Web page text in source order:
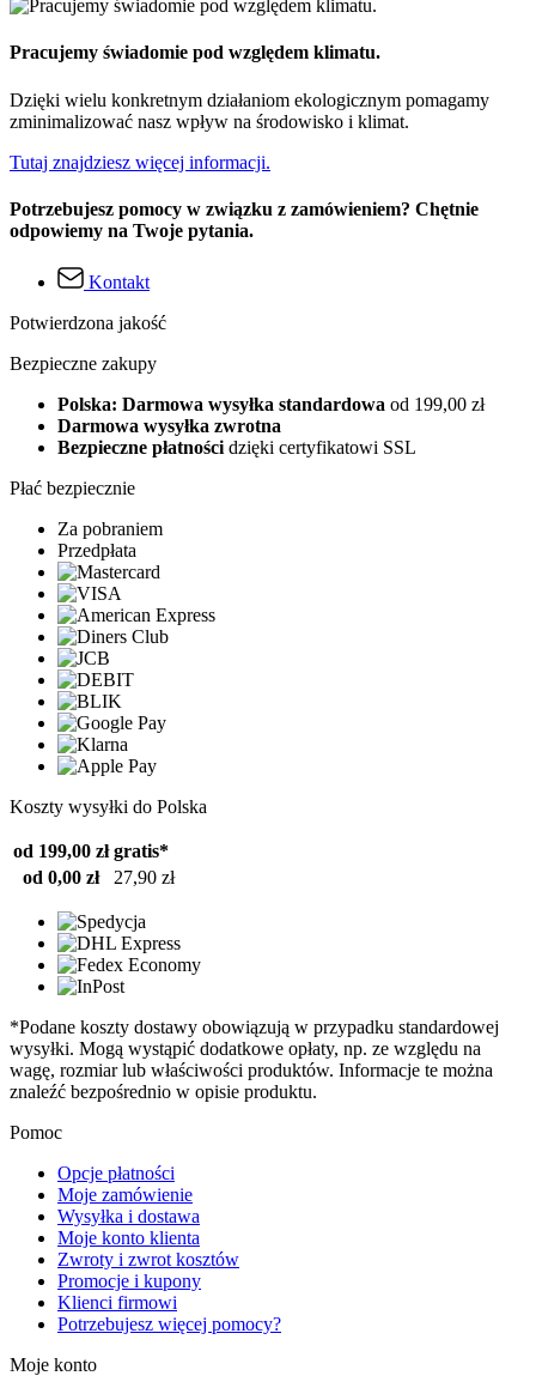
Pracujemy świadomie pod względem klimatu.
Dzięki wielu konkretnym działaniom ekologicznym pomagamy
zminimalizować nasz wpływ na środowisko i klimat.
Tutaj znajdziesz więcej informacji.
Potrzebujesz pomocy w związku z zamówieniem? Chętnie
odpowiemy na Twoje pytania.
Kontakt
Potwierdzona jakość
Bezpieczne zakupy
Polska: Darmowa wysyłka standardowa od 199,00 zł
Darmowa wysyłka zwrotna
Bezpieczne płatności dzięki certyfikatowi SSL
Płać bezpiecznie
Za pobraniem
Przedpłata
Koszty wysyłki do Polska
od 199,00 zł gratis*
od 0,00 zł
27,90 zł
*Podane koszty dostawy obowiązują w przypadku standardowej
wysyłki. Mogą wystąpić dodatkowe opłaty, np. ze względu na
wagę, rozmiar lub właściwości produktów. Informacje te można
znaleźć bezpośrednio w opisie produktu.
Pomoc
Opcje płatności
Moje zamówienie
Wysyłka i dostawa
Moje konto klienta
Zwroty i zwrot kosztów
Promocje i kupony
Klienci firmowi
Potrzebujesz więcej pomocy?
Moje konto